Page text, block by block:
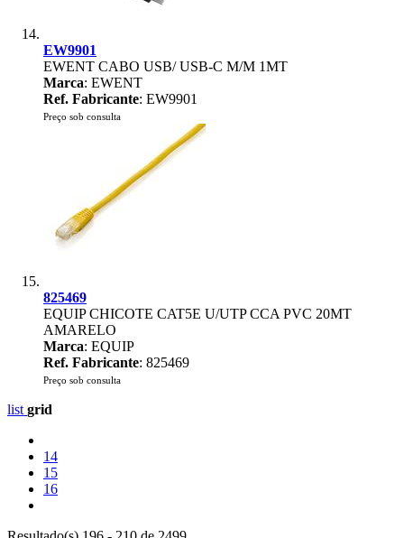
EW9901
EWENT CABO USB/ USB-C M/M 1MT
Marca: EWENT
Ref. Fabricante: EW9901
Preço sob consulta
825469
EQUIP CHICOTE CAT5E U/UTP CCA PVC 20MT
AMARELO
Marca: EQUIP
Ref. Fabricante: 825469
Preço sob consulta
list grid
14
15
16